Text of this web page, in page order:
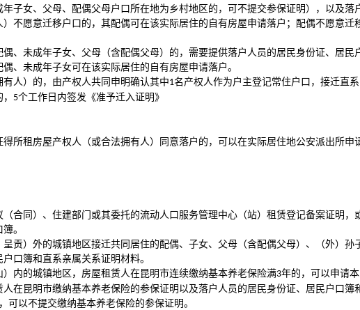
子女、父母、配偶父母户口所在地为乡村地区的，可不提交参保证明），以及
不愿意迁移户口的，其配偶可在该实际居住的自有房屋申请落户；配偶不愿意
、未成年子女、父母（含配偶父母）的，需要提供落户人员的居民身份证、居
、未成年子女可在该实际居住的自有房屋申请落户。
人）的，由产权人共同申明确认其中1名产权人作为户主登记常住户口，接迁直系
5个工作日内签发《准予迁入证明》
所租房屋产权人（或合法拥有人）同意落户的，可以在实际居住地公安派出所
（合同）、住建部门或其委托的流动人口服务管理中心（站）租赁登记备案证明，
。
贡）外的城镇地区接迁共同居住的配偶、子女、父母（含配偶父母）、（外）
口簿和直系亲属关系证明材料。
内的城镇地区，房屋租赁人在昆明市连续缴纳基本养老保险满3年的，可以申请
在昆明市缴纳基本养老保险的参保证明以及落户人员的居民身份证、居民户口
可以不提交缴纳基本养老保险的参保证明。